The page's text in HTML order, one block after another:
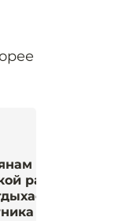
напомнили о
рабочей неделе.
на День
Отечества